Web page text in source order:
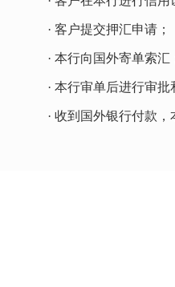
· 客户提交押汇申请；
· 本行向国外寄单索汇
· 本行审单后进行审批
· 收到国外银行付款，